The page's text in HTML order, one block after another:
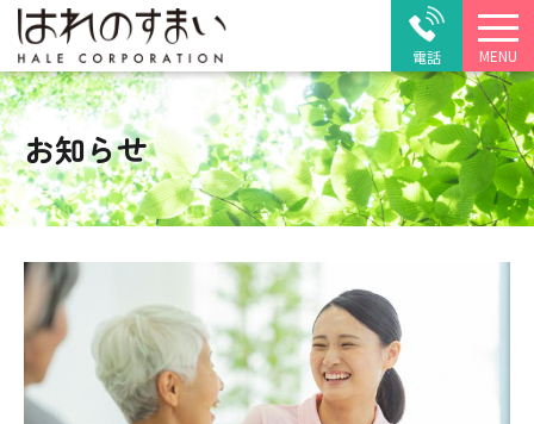
電話 MENU
お知らせ